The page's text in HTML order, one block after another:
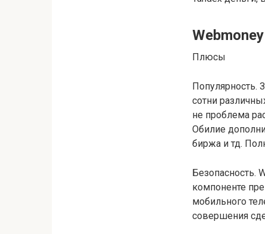
Плюсы
Популярность.
сотни
не проблема
Обилие
биржа и тд.
Безопасность.
компоненте
мобильного
совершения